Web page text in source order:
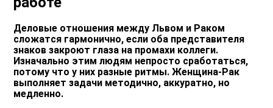
Деловые отношения между Львом и Раком
сложатся гармонично, если оба представителя
знаков закроют глаза на промахи коллеги.
Изначально этим людям непросто сработаться,
потому что у них разные ритмы. Женщина-Рак
выполняет задачи методично, аккуратно, но
медленно.